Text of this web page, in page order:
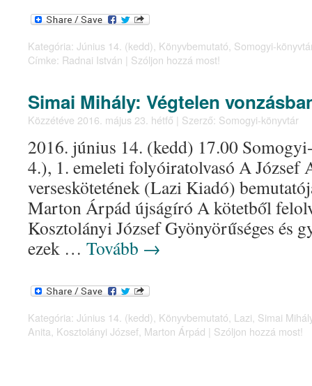
Kategória: Június 14. (kedd), Könyvbemutató, Somogyi-
Címke: Radnai István | Szóljon hozzá most!
Simai Mihály: Végtelen
Közzétéve 2016. május 23. hétfő | Szerző: Somogyi-könyvtár
2016. június 14. (kedd) 17.00
4.), 1. emeleti folyóiratolvasó A
verseskötetének (Lazi Kiadó)
Marton Árpád újságíró A kötetből
Kosztolányi József Gyönyörűséges és
ezek … Tovább →
Kategória: Június 14. (kedd) Könyvbemutató Lazi Simai
Anita Kosztolányi József Marton Árpád | Szóljon hozzá most!